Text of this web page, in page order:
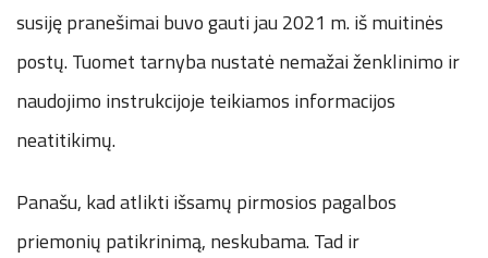
susiję pranešimai buvo gauti jau 2021 m. iš muitinės
postų. Tuomet tarnyba nustatė nemažai ženklinimo ir
naudojimo instrukcijoje teikiamos informacijos
neatitikimų.
Panašu, kad atlikti išsamų pirmosios pagalbos
priemonių patikrinimą, neskubama. Tad ir